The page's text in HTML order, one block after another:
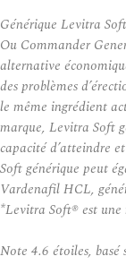
Générique Levitra Soft
Ou Commander
alternative
des problèmes
le même ingrédient
marque, Levitra Soft
capacité d’atteindre
Soft générique peut
Vardenafil HCL,
*Levitra Soft® est une
Note 4.6 étoiles, basé